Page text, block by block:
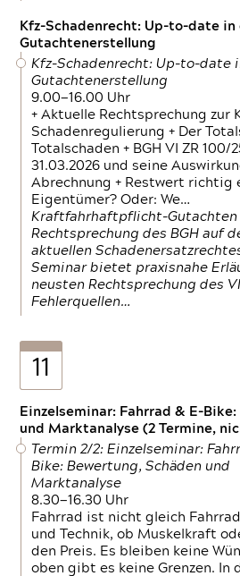
Kfz-Schadenrecht: Up-to-date in
Gutachtenerstellung
Kfz-Schadenrecht: Up-to-date
Gutachtenerstellung
9.00—16.00 Uhr
+ Aktuelle Rechtsprechung zur
Schadenregulierung + Der
Totalschaden + BGH VI ZR
31.03.2026 und seine
Abrechnung + Restwert richtig
Eigentümer? Oder: We…
Kraftfahrhaftpflicht-Gutachten
Rechtsprechung des BGH auf
aktuellen
Seminar bietet praxisnahe
neusten Rechtsprechung des
Fehlerquellen…
11
Einzelseminar: Fahrrad & E-
und Marktanalyse (2 Termine,
Termin 2/2: Einzelseminar:
Bike: Bewertung, Schäden und
Marktanalyse
8.30—16.30 Uhr
Fahrrad ist nicht gleich
und Technik, ob Muskelkraft
den Preis. Es bleiben keine
oben gibt es keine Grenzen. In